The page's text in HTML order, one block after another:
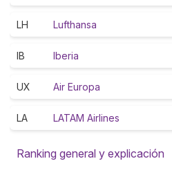
LH Lufthansa
IB Iberia
UX Air Europa
LA LATAM Airlines
Ranking general y explicación